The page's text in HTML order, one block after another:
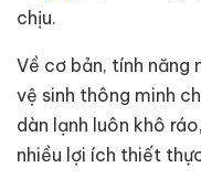
chịu.
Về cơ bản, tính năng
vệ sinh thông minh
dàn lạnh luôn khô
nhiều lợi ích thiết